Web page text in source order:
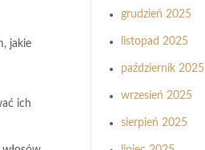
jakie
ich
grudzień 2025
listopad 2025
październik 2025
wrzesień 2025
sierpień 2025